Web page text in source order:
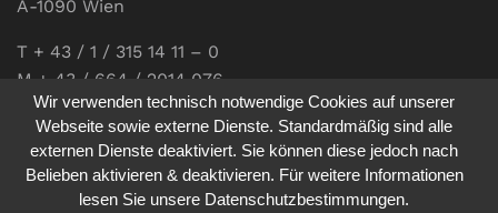
A-1090 Wien
T + 43 / 1 / 315 14 11 – 0
M + 43 / 664 / 2014 076
E-Mail:office@communications.co.at
Homepage:www.communications.co.at
UID: ATU 811 196 56
Wir verwenden technisch notwendige Cookies auf unserer
Webseite sowie externe Dienste. Standardmäßig sind alle
externen Dienste deaktiviert. Sie können diese jedoch nach
Belieben aktivieren & deaktivieren. Für weitere Informationen
lesen Sie unsere Datenschutzbestimmungen.